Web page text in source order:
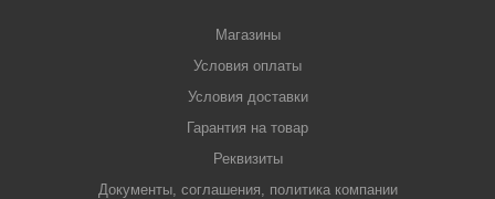
Магазины
Условия оплаты
Условия доставки
Гарантия на товар
Реквизиты
Документы, соглашения, политика компании